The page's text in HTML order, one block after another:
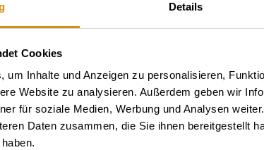
Details
Cookies
um Inhalte und Anzeigen zu personalisieren,
Website zu analysieren. Außerdem geben wir
für soziale Medien, Werbung und Analysen
Daten zusammen, die Sie ihnen bereitgestellt